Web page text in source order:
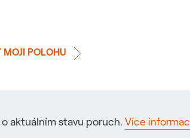
MOJI POLOHU
aktuálním stavu poruch. Více